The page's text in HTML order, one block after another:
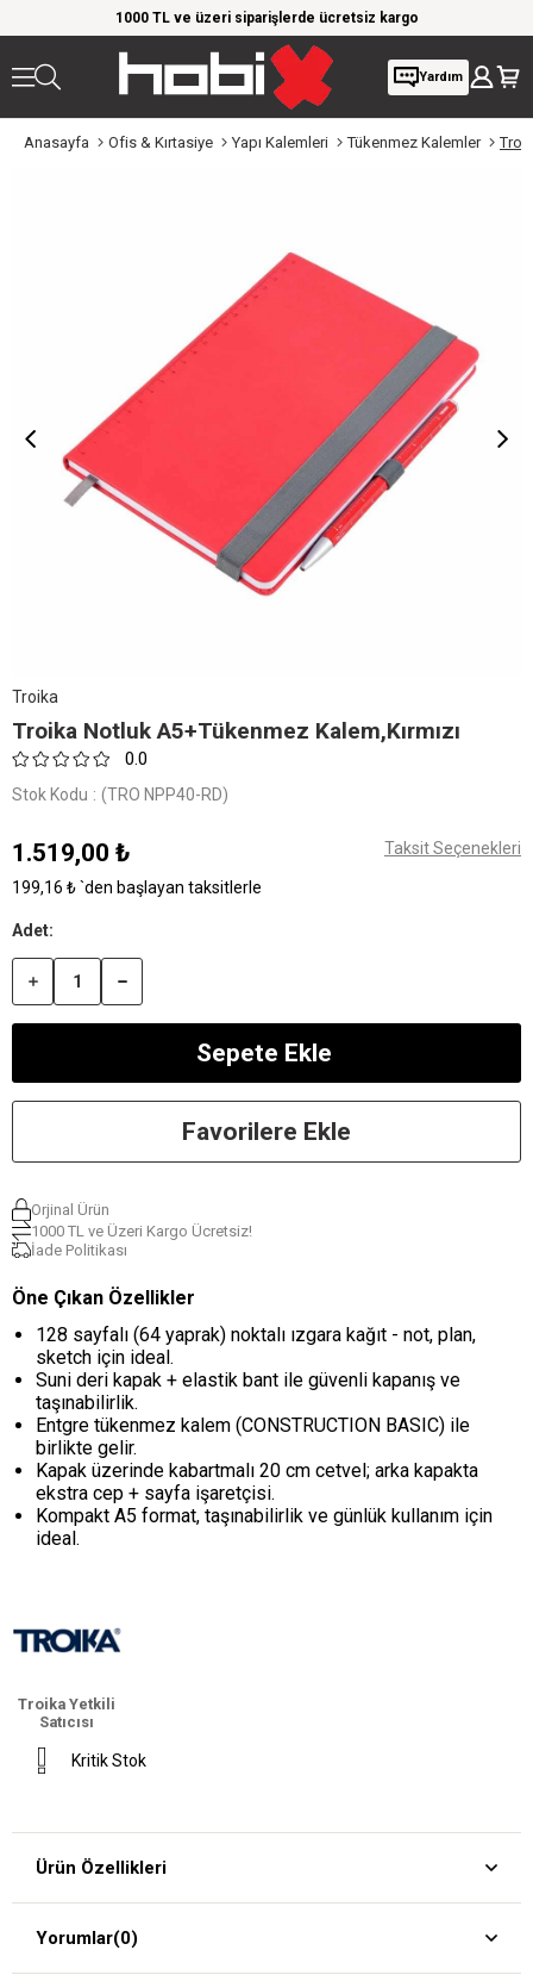
1000 TL ve üzeri siparişlerde ücretsiz kargo
Yardım
Anasayfa Ofis & Kırtasiye Yapı Kalemleri Tükenmez Kalemler
Troika
Troika Notluk A5+Tükenmez Kalem,Kırmızı
0.0
Stok Kodu (TRO NPP40-RD)
1.519,00 ₺ Taksit Seçenekleri
199,16 ₺`den başlayan taksitlerle
Favorilere Ekle
Orjinal Ürün
1000 TL ve Üzeri Kargo Ücretsiz!
İade Politikası
Öne Çıkan Özellikler
128 sayfalı (64 yaprak) noktalı ızgara kağıt - not, plan,
sketch için ideal.
Suni deri kapak + elastik bant ile güvenli kapanış ve
taşınabilirlik.
Entgre tükenmez kalem (CONSTRUCTION BASIC) ile
birlikte gelir.
Kapak üzerinde kabartmalı 20 cm cetvel; arka kapakta
ekstra cep + sayfa işaretçisi.
Kompakt A5 format, taşınabilirlik ve günlük kullanım için
ideal.
Troika Yetkili
Satıcısı
Kritik Stok
Ürün Özellikleri
Yorumlar(0)